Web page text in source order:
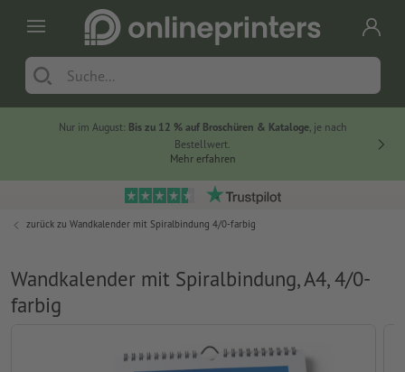
Nur im August: Bis zu 12 % auf Broschüren & Kataloge, je nach
Bestellwert.
Mehr erfahren
zurück zu Wandkalender mit Spiralbindung 4/0-farbig
Wandkalender mit Spiralbindung, A4, 4/0-
farbig